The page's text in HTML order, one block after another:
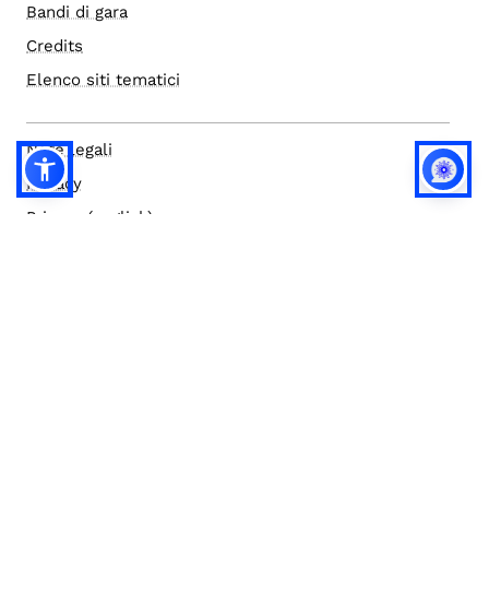
Bandi di gara
Credits
Elenco siti tematici
Note legali
Privacy
Privacy (english)